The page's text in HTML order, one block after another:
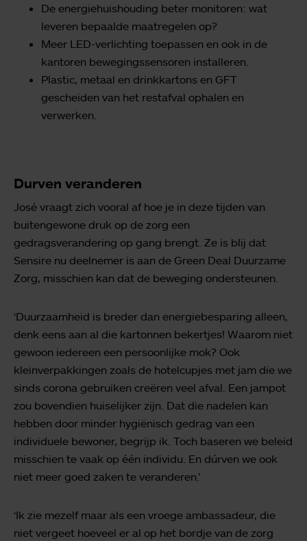
De energiehuishouding beter monitoren: wat
leveren bepaalde maatregelen op?
Meer LED-verlichting toepassen en ook in de
kantoren bewegingssensoren installeren.
Plastic, metaal en drinkkartons en GFT
gescheiden van het restafval ophalen en
verwerken.
Durven veranderen
José vraagt zich vooral af hoe je in deze tijden van
buitengewone druk op de zorg een
gedragsverandering op gang brengt. Ze is blij dat
Sensire nu deelnemer is aan de Green Deal Duurzame
Zorg, misschien kan dat de beweging ondersteunen.
‘Duurzaamheid is breder dan energiebesparing alleen,
denk eens aan al die kartonnen bekertjes! Waarom niet
gewoon iedereen een persoonlijke mok? Ook
kleinverpakkingen zoals de hotelcupjes met jam die we
sinds corona gebruiken creëren veel afval. Een jampot
zou bovendien huiselijker zijn. Dat die nadelen kan
hebben door minder hygiënisch gedrag van een
individuele bewoner, begrijp ik. Toch baseren we beleid
misschien te vaak op één individu. En dúrven we ook
niet meer goed zaken te veranderen.’
‘Ik zie mezelf maar als een vroege ambassadeur, die
niet vergeet hoeveel er al op het bordje van de zorg